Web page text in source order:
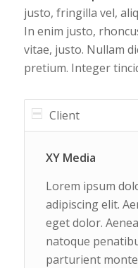
justo, fringilla vel,
In enim justo,
vitae, justo. Nullam
pretium. Integer
Client
XY Media
Lorem ipsum
adipiscing elit.
eget dolor.
natoque
parturient